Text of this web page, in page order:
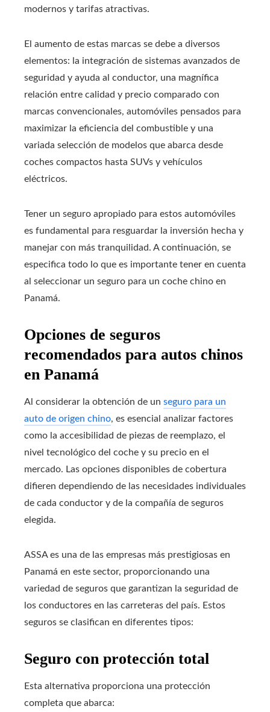
modernos y tarifas atractivas.
El aumento de estas marcas se debe a diversos
elementos: la integración de sistemas avanzados de
seguridad y ayuda al conductor, una magnífica
relación entre calidad y precio comparado con
marcas convencionales, automóviles pensados para
maximizar la eficiencia del combustible y una
variada selección de modelos que abarca desde
coches compactos hasta SUVs y vehículos
eléctricos.
Tener un seguro apropiado para estos automóviles
es fundamental para resguardar la inversión hecha y
manejar con más tranquilidad. A continuación, se
especifica todo lo que es importante tener en cuenta
al seleccionar un seguro para un coche chino en
Panamá.
Opciones de seguros
recomendados para autos chinos
en Panamá
Al considerar la obtención de un seguro para un
auto de origen chino, es esencial analizar factores
como la accesibilidad de piezas de reemplazo, el
nivel tecnológico del coche y su precio en el
mercado. Las opciones disponibles de cobertura
difieren dependiendo de las necesidades individuales
de cada conductor y de la compañía de seguros
elegida.
ASSA es una de las empresas más prestigiosas en
Panamá en este sector, proporcionando una
variedad de seguros que garantizan la seguridad de
los conductores en las carreteras del país. Estos
seguros se clasifican en diferentes tipos:
Seguro con protección total
Esta alternativa proporciona una protección
completa que abarca: